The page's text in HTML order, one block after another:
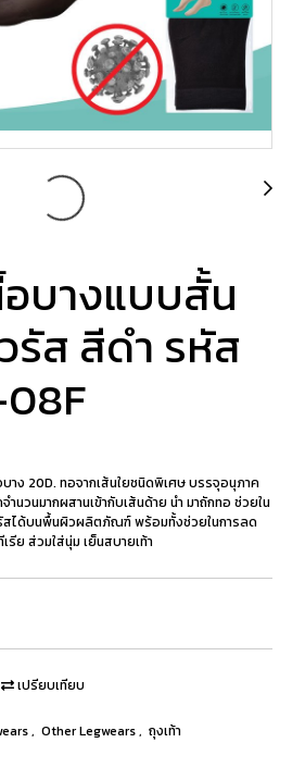
อบางแบบสั้น
รัส สีดำ รหัส
าง 20D. ทอจากเส้นใยชนิดพิเศษ บรรจุอนุภาค
ำนวนมากผสานเข้ากับเส้นด้าย นำ มาถักทอ ช่วยใน
สได้บนพื้นผิวผลิตภัณฑ์ พร้อมทั้งช่วยในการลด
ย ส่วมใส่นุ่ม เย็นสบายเท้า
เปรียบเทียบ
, Other Legwears, ถุงเท้า